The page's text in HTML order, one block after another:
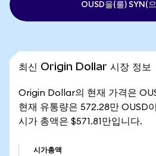
OUSD을(를) SYN(
최신 Origin Dollar 시장 정보
Origin Dollar의 현재 가격은
현재 유통량은 572.28만 OUSD
시가 총액은 $571.81만입니다.
시가총액